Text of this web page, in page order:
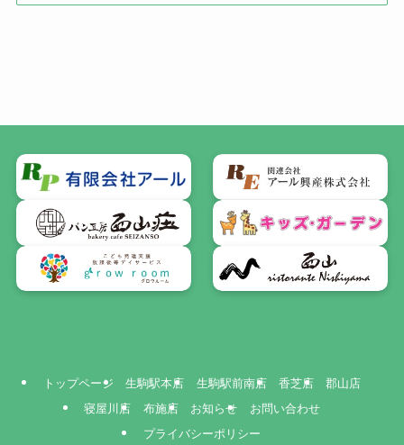
トップページ 生駒駅本店 生駒駅前南店 香芝店
郡山店
寝屋川店
布施店 お知らせ
お問い合わせ
プライバシーポリシー